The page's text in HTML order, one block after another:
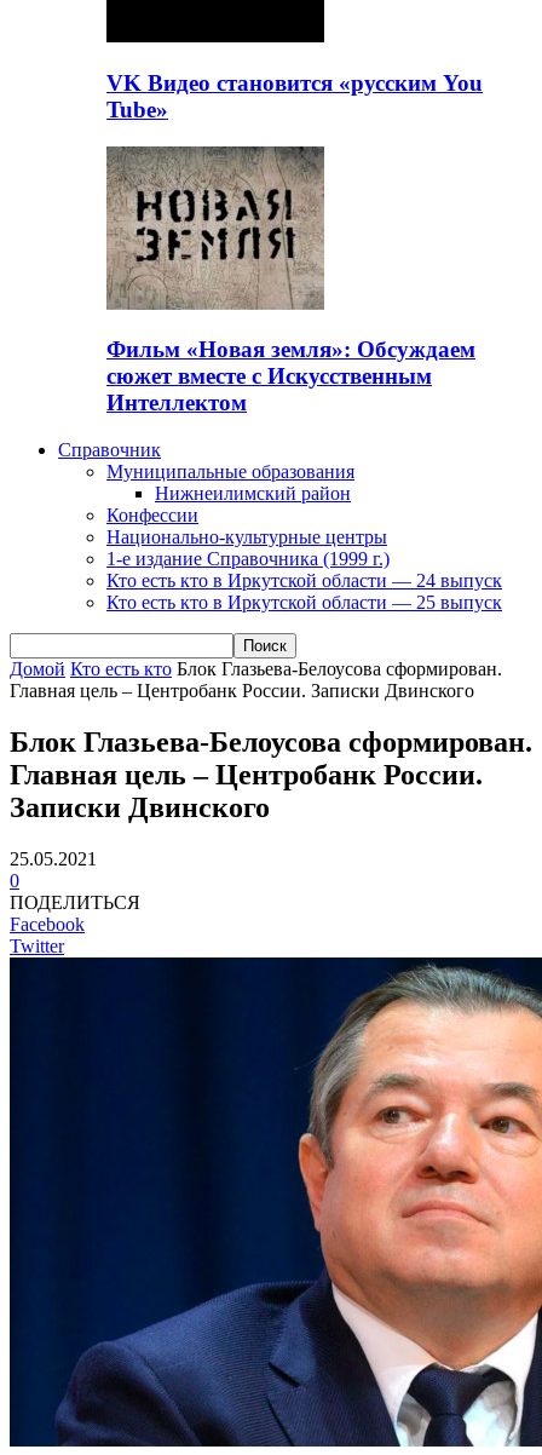
VK Видео становится «русским You
Tube»
Фильм «Новая земля»: Обсуждаем
сюжет вместе с Искусственным
Интеллектом
Справочник
Муниципальные образования
Нижнеилимский район
Конфессии
Национально-культурные центры
1-е издание Справочника (1999 г.)
Кто есть кто в Иркутской области — 24 выпуск
Кто есть кто в Иркутской области — 25 выпуск
Домой Кто есть кто Блок Глазьева-Белоусова сформирован.
Главная цель – Центробанк России. Записки Двинского
Блок Глазьева-Белоусова сформирован.
Главная цель – Центробанк России.
Записки Двинского
25.05.2021
0
ПОДЕЛИТЬСЯ
Facebook
Twitter